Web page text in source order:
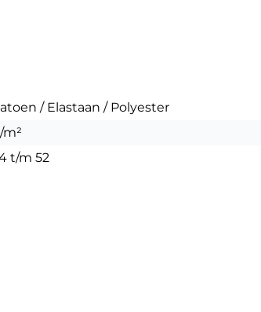
/ Elastaan / Polyester
m²
t/m 52